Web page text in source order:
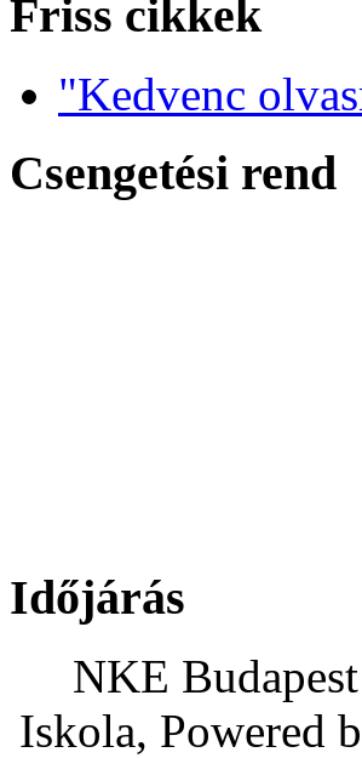
Friss cikkek
"Kedvenc
Csengetési rend
Időjárás
NKE
Iskola, Powered